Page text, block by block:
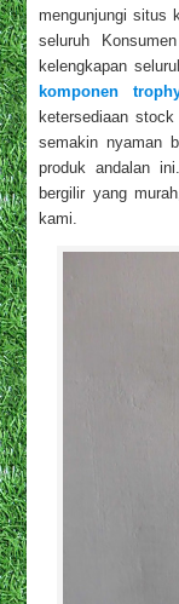
mengunjungi situs
seluruh
kelengkapan
komponen
ketersediaan
semakin nyaman
produk andalan
bergilir yang
kami.